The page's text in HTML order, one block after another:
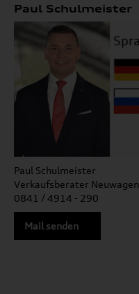
Paul Schulmeister
Paul Schulmeister
Verkaufsberater Neuwagen
0841 / 4914 - 290
Mail senden